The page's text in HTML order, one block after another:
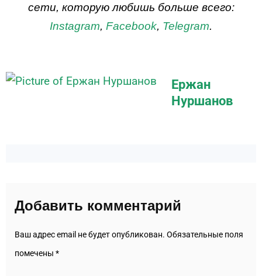
сети, которую любишь больше всего:
Instagram, Facebook, Telegram.
Ержан
Нуршанов
Добавить комментарий
Ваш адрес email не будет опубликован. Обязательные поля
помечены *